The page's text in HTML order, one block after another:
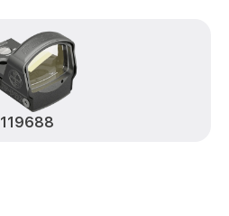
119688